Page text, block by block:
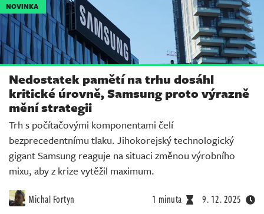
NOVINKA
Nedostatek pamětí na trhu dosáhl
kritické úrovně, Samsung proto výrazně
mění strategii
Trh s počítačovými komponentami čelí
bezprecedentnímu tlaku. Jihokorejský technologický
gigant Samsung reaguje na situaci změnou výrobního
mixu, aby z krize vytěžil maximum.
Michal Fortyn 1 minuta 9. 12. 2025